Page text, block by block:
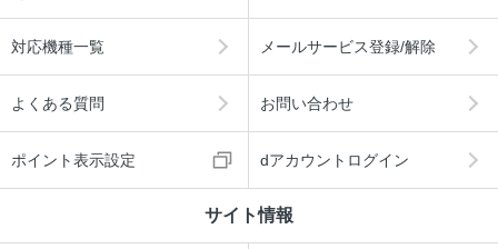
対応機種一覧 メールサービス登録/解除
よくある質問 お問い合わせ
ポイント表示設定 dアカウントログイン
サイト情報